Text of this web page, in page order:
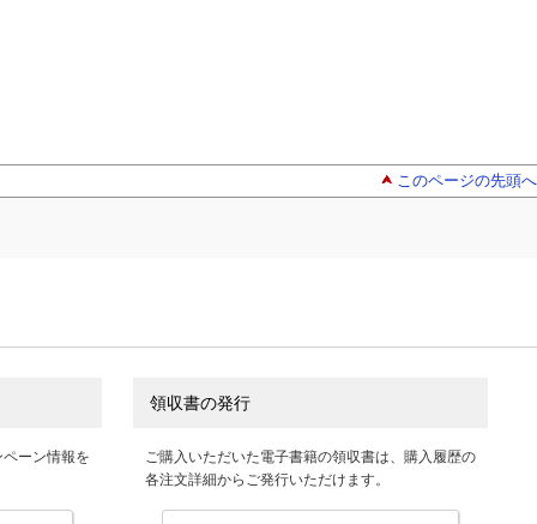
このページの先頭へ
ーン情報を
領収書の発行
ご購入いただいた電子書籍の領収書は、購入履歴の
各注文詳細からご発行いただけます。